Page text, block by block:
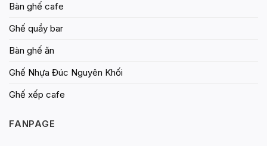
Bàn ghế cafe
Ghế quầy bar
Bàn ghế ăn
Ghế Nhựa Đúc Nguyên Khối
Ghế xếp cafe
FANPAGE